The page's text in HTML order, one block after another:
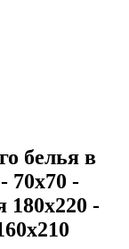
белья в
70х70 -
180х220 -